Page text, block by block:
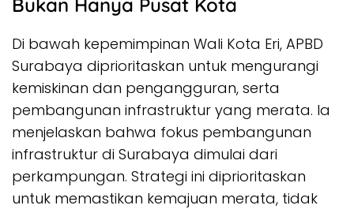
Di bawah kepemimpinan Wali Kota Eri, APBD
Surabaya diprioritaskan untuk mengurangi
kemiskinan dan pengangguran, serta
pembangunan infrastruktur yang merata. Ia
menjelaskan bahwa fokus pembangunan
infrastruktur di Surabaya dimulai dari
perkampungan. Strategi ini diprioritaskan
untuk memastikan kemajuan merata, tidak